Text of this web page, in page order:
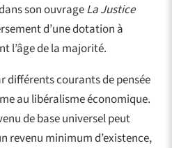
son ouvrageLa Justice
d’une dotation à
l’âge de la majorité.
différents courants de pensée
au libéralisme économique.
de base universel peut
revenu minimum d’existence,